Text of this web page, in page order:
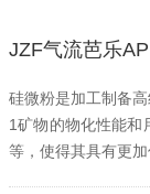
JZF气流芭乐
硅微粉是加工制备高
1矿物的物化性能和用
等，使得其具有更